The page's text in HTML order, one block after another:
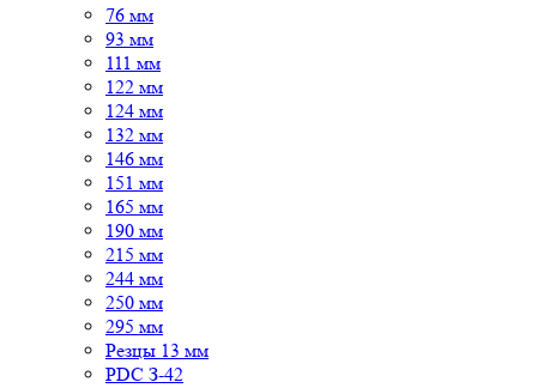
76 мм
93 мм
111 мм
122 мм
124 мм
132 мм
146 мм
151 мм
165 мм
190 мм
215 мм
244 мм
250 мм
295 мм
Резцы 13 мм
PDC З-42